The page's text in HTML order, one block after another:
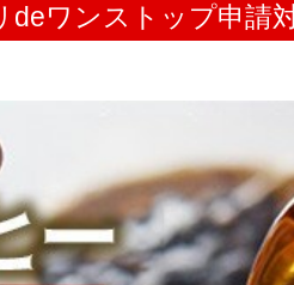
deワンストップ申請